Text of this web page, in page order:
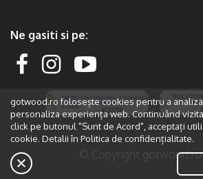
gotwood.ro folosește cookies pentru a
personaliza experiența web. Continuând
click pe butonul "Sunt de Acord", acceptați
cookie. Detalii în Politica de confidențialitate.
Ne gasiti si pe:
© Copyright